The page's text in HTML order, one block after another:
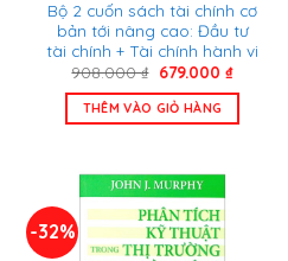
Bộ 2 cuốn sách tài chính cơ
bản tới nâng cao: Đầu tư
tài chính + Tài chính hành vi
908.000₫ Giá
là:
908.000 ₫.
679.000 ₫Giá
tại
THÊM VÀO GIỎ HÀNG
-32%